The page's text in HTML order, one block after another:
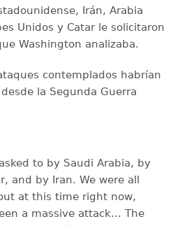
Irán, Arabia
Unidos y Catar le solicitaron
Washington analizaba.
contemplados habrían
la Segunda Guerra
to by Saudi Arabia, by
and by Iran. We were all
at this time right now,
a massive attack... The